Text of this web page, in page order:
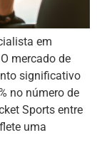
em
mercado de
significativo
no número de
Sports entre
uma